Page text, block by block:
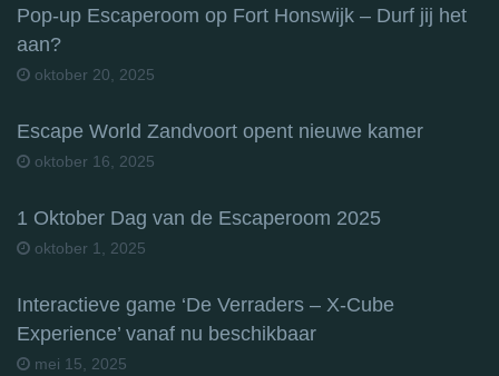
Pop-up Escaperoom op Fort Honswijk – Durf jij het
aan?
oktober 20, 2025
Escape World Zandvoort opent nieuwe kamer
oktober 16, 2025
1 Oktober Dag van de Escaperoom 2025
oktober 1, 2025
Interactieve game ‘De Verraders – X-Cube
Experience’ vanaf nu beschikbaar
mei 15, 2025